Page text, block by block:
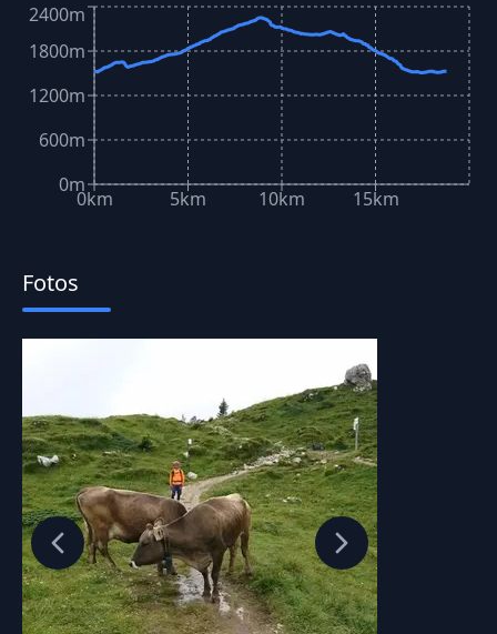
0km 5km 10km 15km
0m
600m
1200m
1800m
2400m
Fotos